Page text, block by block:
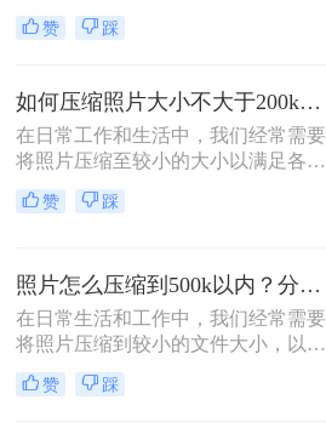
限、网页上传被拒、本地存储吃紧。
不同压缩方法在压缩率、画质损失、
可能导致图片模糊到无法使用，或者
压缩后体积几乎没变。
赞 踩
如何压缩照片大小不大于200k？教你二种高效压缩方法！
在日常工作和生活中，我们经常需要
将照片压缩至较小的大小以满足各种
上传、分享或存储的需求。那么如何
压缩照片大小不大于200k呢？本文将
赞 踩
照片怎么压缩到500k以内？分享三种实用方法！
在日常生活和工作中，我们经常需要
将照片压缩到较小的文件大小，以满
足上传、发送或存储的需求。那么照
片怎么压缩到500k以内呢？本文将介
赞 踩